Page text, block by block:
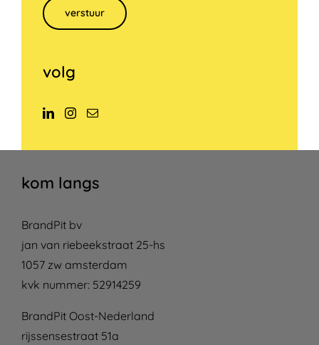
Gelieve dit veld leeg te laten.
volg
kom langs
BrandPit bv
jan van riebeekstraat 25-hs
1057 zw amsterdam
kvk nummer: 52914259
BrandPit Oost-Nederland
rijssensestraat 51a